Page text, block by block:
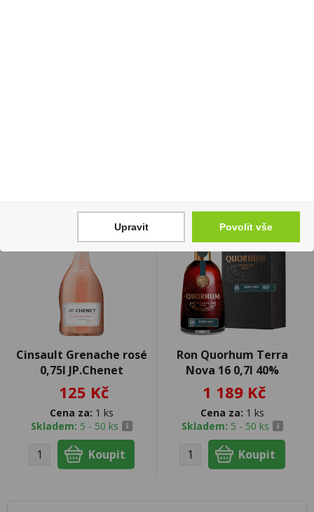
Cinsault Grenache rosé
0,75l JP.Chenet
125 Kč
Cena za: 1 ks
Skladem: 5 - 50 ks
Ron Quorhum Terra
Nova 16 0,7l 40%
1 189 Kč
Cena za: 1 ks
Skladem: 5 - 50 ks
Upravit Povolit vše